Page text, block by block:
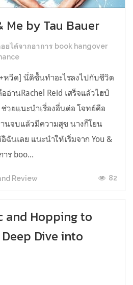
Me by Tau Bauer
ยได้จากอาการ book hangover
หวีด] นี่ดิชั้นทำอะไรลงไปกับชีวิต
อ่านRachel Reid เสร็จแล้วไฮป์
ช่วยแนะนำเรื่องอื่นต่อ โจทย์คือ
านจบแล้วมีความสุข นางก็โยน
ฉันเลย แนะนำให้เริ่มจาก You &
ร boo...
Review 82
and Hopping to
Dive into